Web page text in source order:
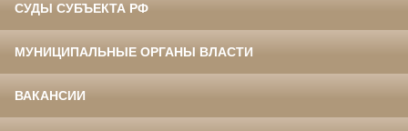
СУДЫ СУБЪЕКТА РФ
МУНИЦИПАЛЬНЫЕ ОРГАНЫ ВЛАСТИ
ВАКАНСИИ